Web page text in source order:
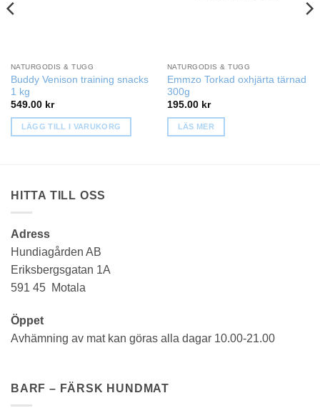
NATURGODIS & TUGG
Buddy Venison training snacks
1 kg
549.00 kr
LÄGG TILL I VARUKORG
NATURGODIS & TUGG
Emmzo Torkad oxhjärta tärnad
300g
195.00 kr
LÄS MER
HITTA TILL OSS
Adress
Hundiagården AB
Eriksbergsgatan 1A
591 45 Motala
Öppet
Avhämning av mat kan göras alla dagar 10.00-21.00
BARF – FÄRSK HUNDMAT